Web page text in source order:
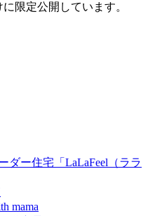
限定公開しています。